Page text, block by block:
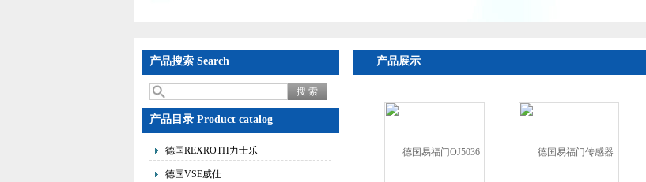
产品搜索 Search
产品目录 Product catalog
德国REXROTH力士乐
德国VSE威仕
产品展示